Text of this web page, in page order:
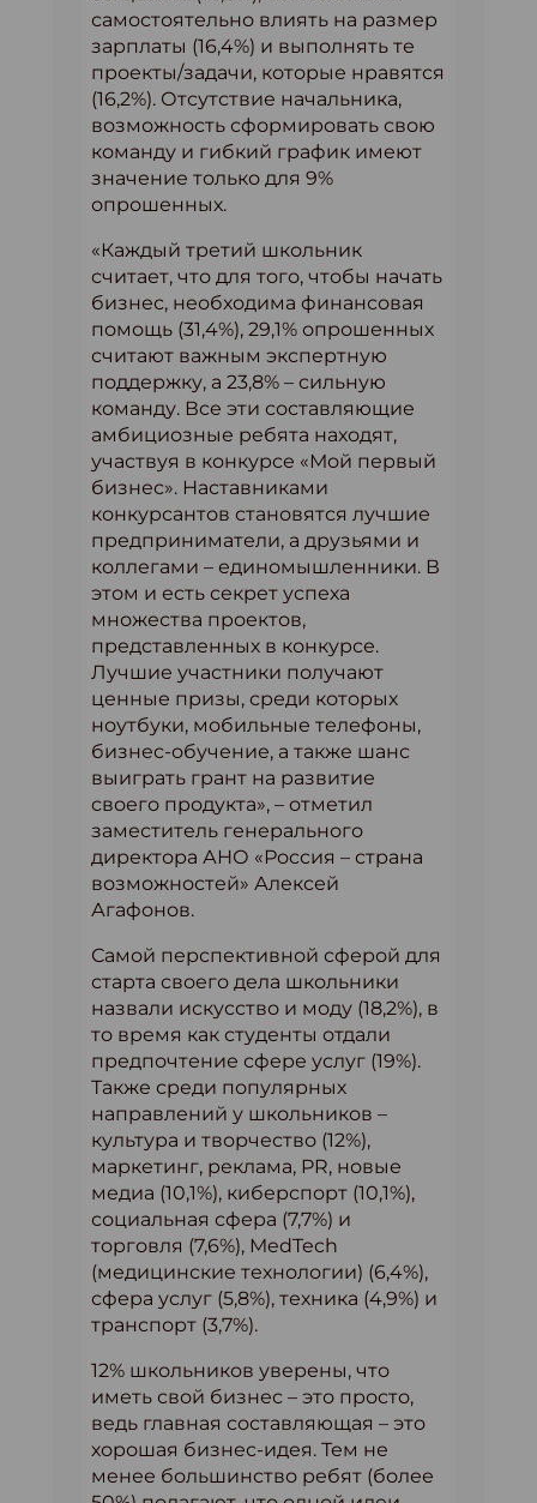
самостоятельно влиять на размер
зарплаты (16,4%) и выполнять те
проекты/задачи, которые нравятся
(16,2%). Отсутствие начальника,
возможность сформировать свою
команду и гибкий график имеют
значение только для 9%
опрошенных.
«Каждый третий школьник
считает, что для того, чтобы начать
бизнес, необходима финансовая
помощь (31,4%), 29,1% опрошенных
считают важным экспертную
поддержку, а 23,8% – сильную
команду. Все эти составляющие
амбициозные ребята находят,
участвуя в конкурсе «Мой первый
бизнес». Наставниками
конкурсантов становятся лучшие
предприниматели, а друзьями и
коллегами – единомышленники. В
этом и есть секрет успеха
множества проектов,
представленных в конкурсе.
Лучшие участники получают
ценные призы, среди которых
ноутбуки, мобильные телефоны,
бизнес-обучение, а также шанс
выиграть грант на развитие
своего продукта», – отметил
заместитель генерального
директора АНО «Россия – страна
возможностей» Алексей
Агафонов.
Самой перспективной сферой для
старта своего дела школьники
назвали искусство и моду (18,2%), в
то время как студенты отдали
предпочтение сфере услуг (19%).
Также среди популярных
направлений у школьников –
культура и творчество (12%),
маркетинг, реклама, PR, новые
медиа (10,1%), киберспорт (10,1%),
социальная сфера (7,7%) и
торговля (7,6%), MedTech
(медицинские технологии) (6,4%),
сфера услуг (5,8%), техника (4,9%) и
транспорт (3,7%).
12% школьников уверены, что
иметь свой бизнес – это просто,
ведь главная составляющая – это
хорошая бизнес-идея. Тем не
менее большинство ребят (более